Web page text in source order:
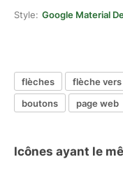
Style: Google Material
flèches flèche vers
boutons
page web
Icônes ayant le